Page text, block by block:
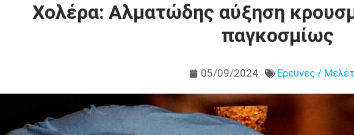
Χολέρα: Αλματώδης αύξηση
παγκοσμίως
05/09/2024 Έρευνες /